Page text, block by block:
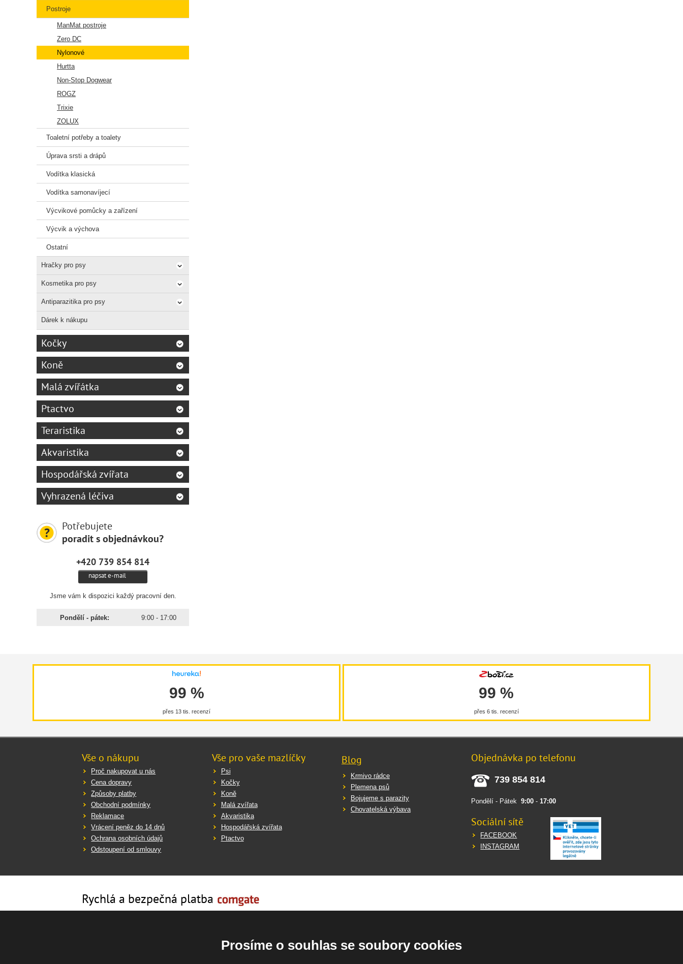
Postroje
ManMat postroje
Zero DC
Nylonové
Hurtta
Non-Stop Dogwear
ROGZ
Trixie
ZOLUX
Toaletní potřeby a toalety
Úprava srsti a drápů
Vodítka klasická
Vodítka samonavíjecí
Výcvikové pomůcky a zařízení
Výcvik a výchova
Ostatní
Hračky pro psy
Kosmetika pro psy
Antiparazitika pro psy
Dárek k nákupu
Kočky
Koně
Malá zvířátka
Ptactvo
Teraristika
Akvaristika
Hospodářská zvířata
Vyhrazená léčiva
Potřebujete
poradit s objednávkou?
+420 739 854 814
napsat e-mail
Jsme vám k dispozici každý pracovní den.
Pondělí - pátek: 9:00 - 17:00
99 %
přes 13 tis. recenzí
99 %
přes 6 tis. recenzí
Vše o nákupu
Proč nakupovat u nás
Cena dopravy
Způsoby platby
Obchodní podmínky
Reklamace
Vrácení peněz do 14 dnů
Ochrana osobních údajů
Odstoupení od smlouvy
Vše pro vaše mazlíčky
Psi
Kočky
Koně
Malá zvířata
Akvaristika
Hospodářská zvířata
Ptactvo
Blog
Krmivo rádce
Plemena psů
Bojujeme s parazity
Chovatelská výbava
Objednávka po telefonu
739 854 814
Pondělí - Pátek9:00 -17:00
Sociální sítě
FACEBOOK
INSTAGRAM
Rychlá a bezpečná platba
Prosíme o souhlas se soubory cookies